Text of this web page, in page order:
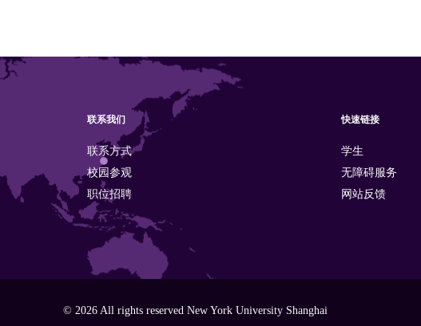
联系我们
联系方式
校园参观
职位招聘
快速链接
学生
无障碍服务
网站反馈
© 2026 All rights reserved New York University Shanghai